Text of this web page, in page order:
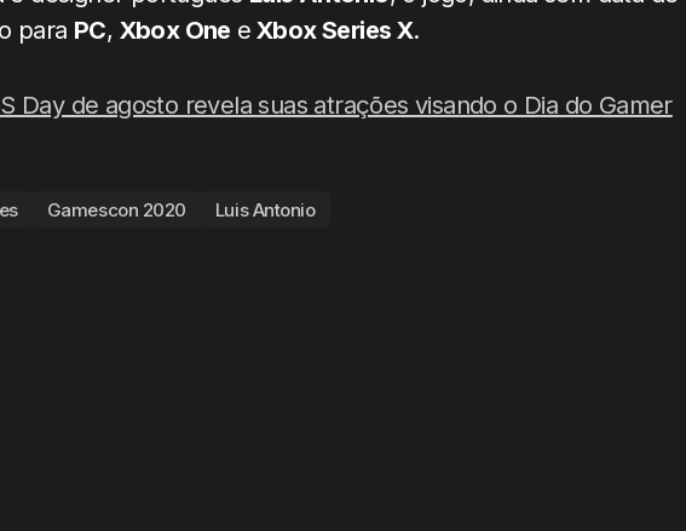
para PC, Xbox One e Xbox Series X.
Day de agosto revela suas atrações visando o Dia do Gamer
Gamescon 2020 Luis Antonio